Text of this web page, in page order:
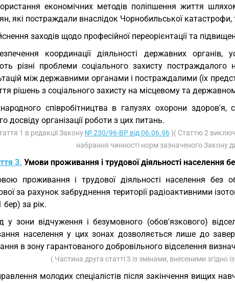
економічних методів поліпшення життя
які постраждали внаслідок Чорнобильської катастрофи,
заходів щодо професійної переорієнтації та
координації діяльності державних
різні проблеми соціального захисту постраждалого
між державними органами і постраждалими (їх
рішень з соціального захисту на місцевому та
співробітництва в галузях охорони здоров'я,
досвіду організації роботи з цих питань.
1 в редакції Закону № 230/96-ВР від 06.06.96)( Статтю 2
набрання чинності норм зазначеного Закону
3. Умови проживання і трудової діяльності населення
проживання і трудової діяльності населення
за рахунок забруднення території радіоактивними
за рік.
у зони відчуження і безумовного (обов'язкового)
населення у цих зонах дозволяється лише до
в зону гарантованого добровільного відселення
( Частина друга статті 3 із змінами, внесеними згідно
молодих спеціалістів після закінчення вищих